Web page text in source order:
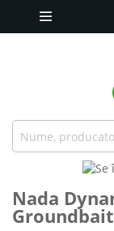
the
end
to
the
Nada